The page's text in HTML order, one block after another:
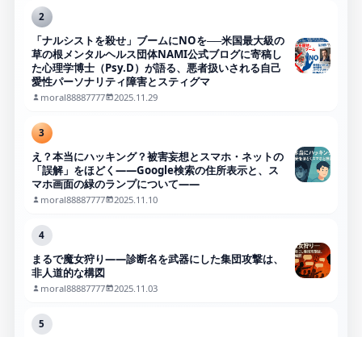
2
「ナルシストを殺せ」ブームにNOを──米国最大級の
草の根メンタルヘルス団体NAMI公式ブログに寄稿し
た心理学博士（Psy.D）が語る、悪者扱いされる自己
愛性パーソナリティ障害とスティグマ
moral88887777 2025.11.29
3
え？本当にハッキング？被害妄想とスマホ・ネットの
「誤解」をほどく――Google検索の住所表示と、ス
マホ画面の緑のランプについて――
moral88887777 2025.11.10
4
まるで魔女狩り——診断名を武器にした集団攻撃は、
非人道的な構図
moral88887777 2025.11.03
5